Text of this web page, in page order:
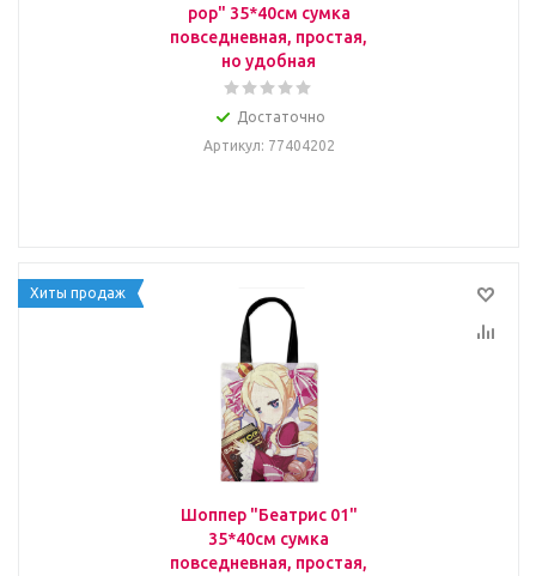
pop" 35*40см сумка
повседневная, простая,
но удобная
Достаточно
Артикул: 77404202
Хиты продаж
Шоппер "Беатрис 01"
35*40см сумка
повседневная, простая,